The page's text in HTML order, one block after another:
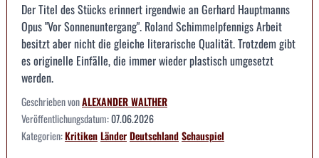
Der Titel des Stücks erinnert irgendwie an Gerhard Hauptmanns
Opus "Vor Sonnenuntergang". Roland Schimmelpfennigs Arbeit
besitzt aber nicht die gleiche literarische Qualität. Trotzdem gibt
es originelle Einfälle, die immer wieder plastisch umgesetzt
werden.
Geschrieben vonALEXANDER WALTHER
Veröffentlichungsdatum:07.06.2026
Kategorien:KritikenLänderDeutschlandSchauspiel